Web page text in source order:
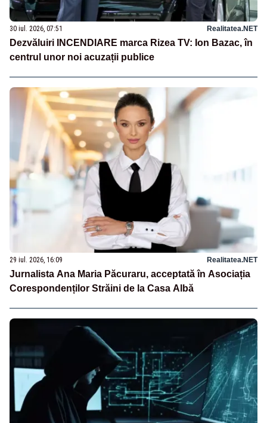
30 iul. 2026, 07:51 Realitatea.NET
Dezvăluiri INCENDIARE marca Rizea TV: Ion Bazac, în
centrul unor noi acuzații publice
29 iul. 2026, 16:09 Realitatea.NET
Jurnalista Ana Maria Păcuraru, acceptată în Asociația
Corespondenților Străini de la Casa Albă